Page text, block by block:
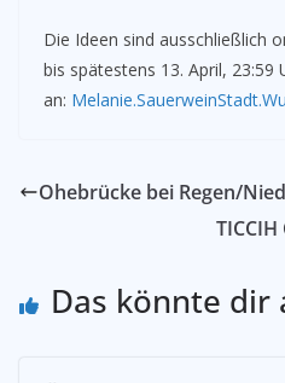
Die Ideen sind ausschließlich
bis spätestens 13. April, 23:59
an:
Ohebrücke bei Regen/
Das könnte dir